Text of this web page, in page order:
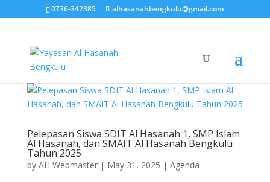
0736-342385 alhasanahbengkulu@gmail.com
Pelepasan Siswa SDIT Al Hasanah 1, SMP Islam
Al Hasanah, dan SMAIT Al Hasanah Bengkulu
Tahun 2025
by AH Webmaster| May 31, 2025 | Agenda